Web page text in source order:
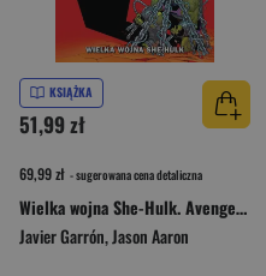
KSIĄŻKA
51,99 zł
69,99 zł - sugerowana cena detaliczna
Wielka wojna She-Hulk. Avengers. Marvel Fresh. Tom 9
Javier Garrón,Jason Aaron